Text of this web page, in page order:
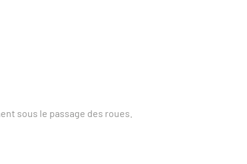
sous le passage des roues.